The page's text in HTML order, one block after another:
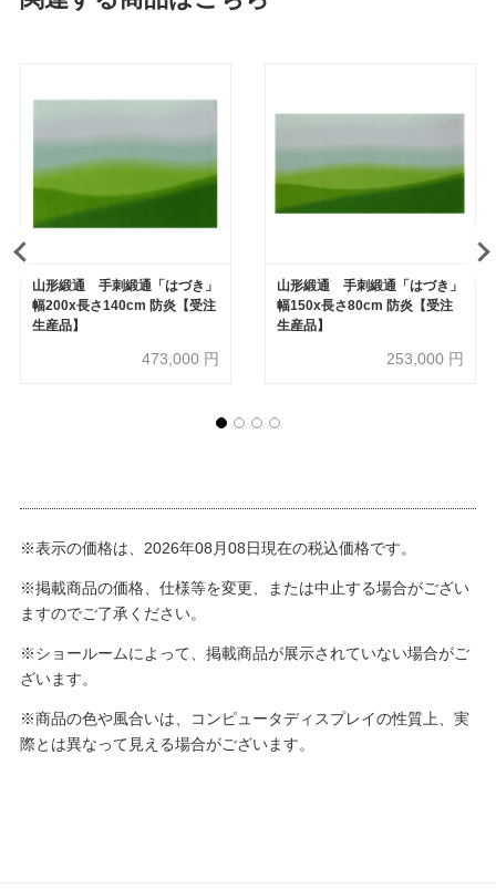
山形緞通 手刺緞通「はづき」
幅200x長さ140cm 防炎【受注
生産品】
473,000 円
山形緞通 手刺緞通「はづき」
幅150x長さ80cm 防炎【受注
生産品】
253,000 円
※表示の価格は、2026年08月08日現在の税込価格です。
※掲載商品の価格、仕様等を変更、または中止する場合がござい
ますのでご了承ください。
※ショールームによって、掲載商品が展示されていない場合がご
ざいます。
※商品の色や風合いは、コンピュータディスプレイの性質上、実
際とは異なって見える場合がございます。